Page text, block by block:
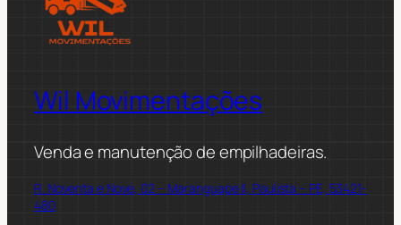
Wil Movimentações
Venda e manutenção de empilhadeiras.
R. Noventa e Nove, 02 – Maranguape II, Paulista – PE, 53421-
480